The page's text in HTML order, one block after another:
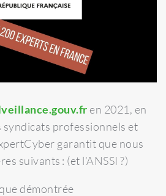
en 2021, en
syndicats professionnels et
garantit que nous
suivants : (et l’ANSSI ?)
démontrée